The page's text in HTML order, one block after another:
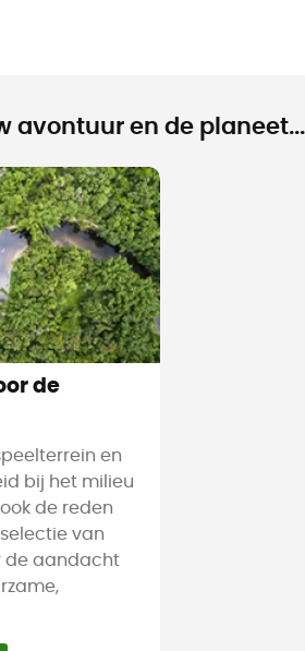
avontuur en de planeet...
de
en
bij het milieu
de reden
van
de aandacht